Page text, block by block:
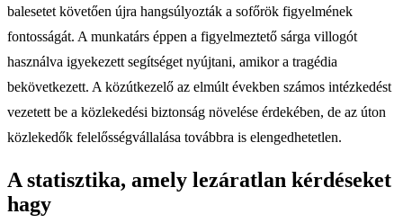
balesetet követően újra hangsúlyozták a sofőrök figyelmének
fontosságát. A munkatárs éppen a figyelmeztető sárga villogót
használva igyekezett segítséget nyújtani, amikor a tragédia
bekövetkezett. A közútkezelő az elmúlt években számos intézkedést
vezetett be a közlekedési biztonság növelése érdekében, de az úton
közlekedők felelősségvállalása továbbra is elengedhetetlen.
A statisztika, amely lezáratlan kérdéseket
hagy